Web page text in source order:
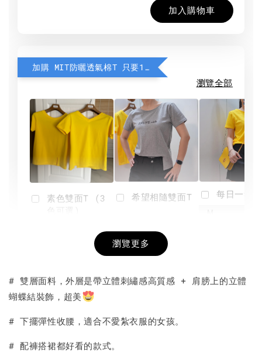
加入購物車
加購 MIT防曬透氣棉T 只要190元
瀏覽全部
素色雙面T (3
+
希望相隨雙面T
NT$ 190
-
每日一笑
瀏覽更多
# 雙層面料，外層是帶立體刺繡感高質感 + 肩膀上的立體
蝴蝶結裝飾，超美
# 下擺彈性收腰，適合不愛紮衣服的女孩。
# 配褲搭裙都好看的款式。